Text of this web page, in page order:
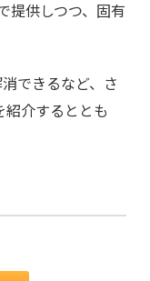
提供しつつ、固有
できるなど、さ
介するととも